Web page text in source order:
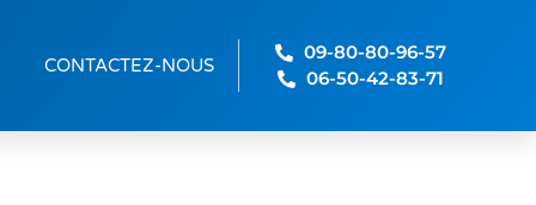
CONTACTEZ-NOUS
09-80-80-96-57
06-50-42-83-71